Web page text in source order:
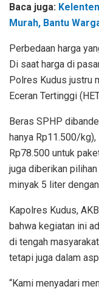
Baca juga:
Murah, Bantu
Perbedaan harga
Di saat harga di
Polres Kudus justru
Eceran Tertinggi
Beras SPHP
hanya Rp11.500/
Rp78.500 untuk
juga diberikan
minyak 5 liter
Kapolres Kudus,
bahwa kegiatan ini
di tengah
tetapi juga dalam
“Kami menyadari